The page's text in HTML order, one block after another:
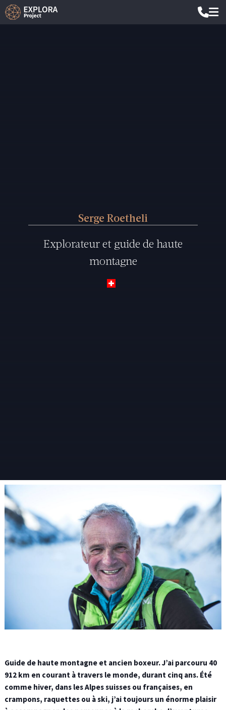
Serge Roetheli
Explorateur et guide de haute
montagne
Guide de haute montagne et ancien boxeur. J’ai parcouru 40
912 km en courant à travers le monde, durant cinq ans. Été
comme hiver, dans les Alpes suisses ou françaises, en
crampons, raquettes ou à ski, j’ai toujours un énorme plaisir